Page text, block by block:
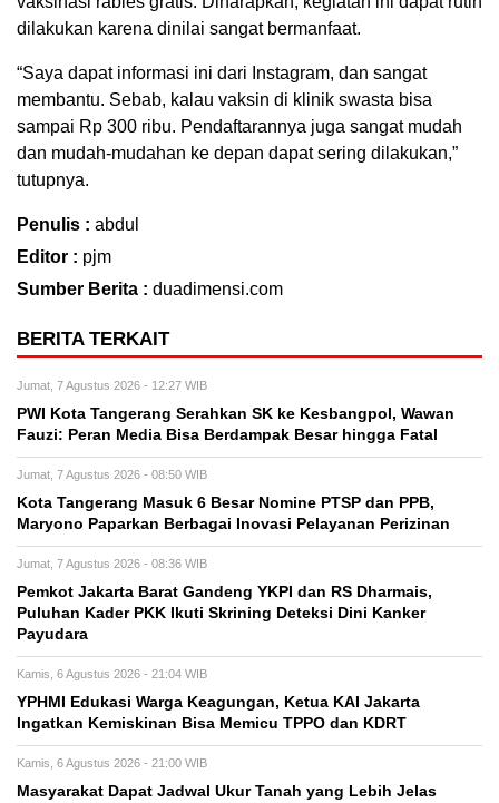
dilakukan karena dinilai sangat bermanfaat.
“Saya dapat informasi ini dari Instagram, dan sangat
membantu. Sebab, kalau vaksin di klinik swasta bisa
sampai Rp 300 ribu. Pendaftarannya juga sangat mudah
dan mudah-mudahan ke depan dapat sering dilakukan,”
tutupnya.
Penulis : abdul
Editor : pjm
Sumber Berita : duadimensi.com
BERITA TERKAIT
Jumat, 7 Agustus 2026 - 12:27 WIB
PWI Kota Tangerang Serahkan SK ke Kesbangpol, Wawan
Fauzi: Peran Media Bisa Berdampak Besar hingga Fatal
Jumat, 7 Agustus 2026 - 08:50 WIB
Kota Tangerang Masuk 6 Besar Nomine PTSP dan PPB,
Maryono Paparkan Berbagai Inovasi Pelayanan Perizinan
Jumat, 7 Agustus 2026 - 08:36 WIB
Pemkot Jakarta Barat Gandeng YKPI dan RS Dharmais,
Puluhan Kader PKK Ikuti Skrining Deteksi Dini Kanker
Payudara
Kamis, 6 Agustus 2026 - 21:04 WIB
YPHMI Edukasi Warga Keagungan, Ketua KAI Jakarta
Ingatkan Kemiskinan Bisa Memicu TPPO dan KDRT
Kamis, 6 Agustus 2026 - 21:00 WIB
Masyarakat Dapat Jadwal Ukur Tanah yang Lebih Jelas